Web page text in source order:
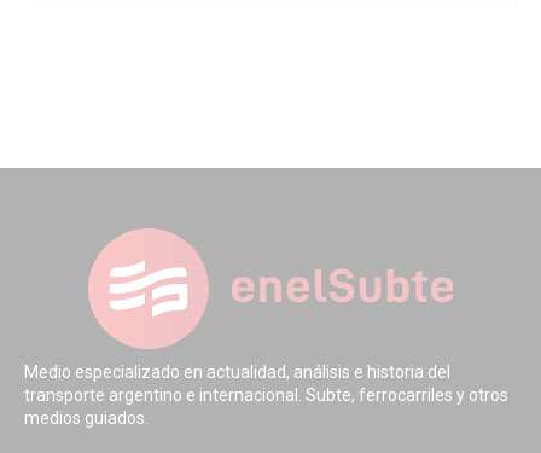
Medio especializado en actualidad, análisis e historia del
transporte argentino e internacional. Subte, ferrocarriles y otros
medios guiados.